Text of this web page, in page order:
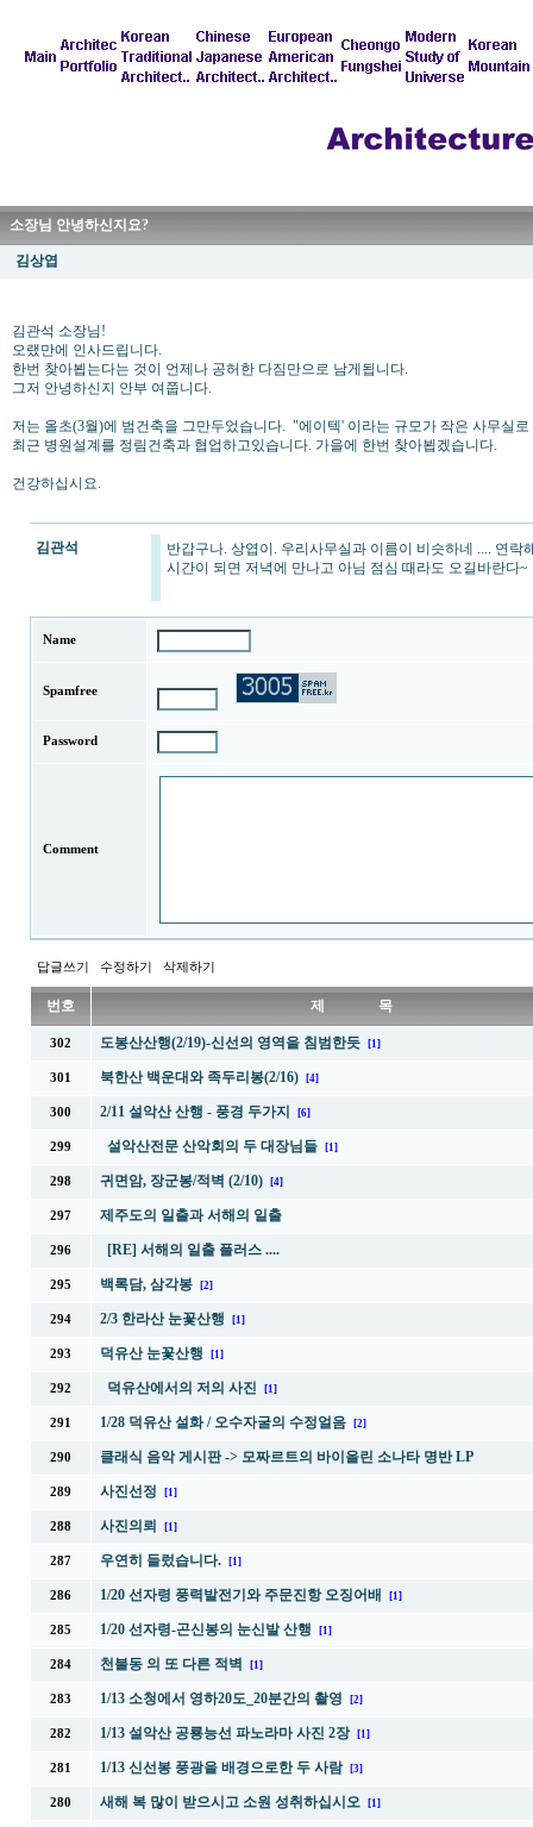
소장님 안녕하신지요?
김상엽
김관석 소장님!
오랬만에 인사드립니다.
한번 찾아뵙는다는 것이 언제나 공허한 다짐만으로 남게됩니다.
그저 안녕하신지 안부 여쭙니다.
저는 올초(3월)에 범건축을 그만두었습니다. "에이텍' 이라는 규모가 작은 사무실
최근 병원설계를 정림건축과 협업하고있습니다. 가을에 한번 찾아뵙겠습니다.
건강하십시요.
김관석
반갑구나. 상엽이. 우리사무실과 이름이 비슷하네 .... 연락
시간이 되면 저녁에 만나고 아님 점심 때라도 오길바란다~
Name
Spamfree
Password
Comment
답글쓰기 수정하기 삭제하기
번호 제 목
302 도봉산산행(2/19)-신선의 영역을 침범한듯 [1]
301 북한산 백운대와 족두리봉(2/16) [4]
300 2/11 설악산 산행 - 풍경 두가지 [6]
299 설악산전문 산악회의 두 대장님들 [1]
298 귀면암, 장군봉/적벽 (2/10) [4]
297 제주도의 일출과 서해의 일출
296 [RE] 서해의 일출 플러스 ....
295 백록담, 삼각봉 [2]
294 2/3 한라산 눈꽃산행 [1]
293 덕유산 눈꽃산행 [1]
292 덕유산에서의 저의 사진 [1]
291 1/28 덕유산 설화 / 오수자굴의 수정얼음 [2]
290 클래식 음악 게시판 -> 모짜르트의 바이올린 소나타 명반 LP
289 사진선정 [1]
288 사진의뢰 [1]
287 우연히 들렀습니다. [1]
286 1/20 선자령 풍력발전기와 주문진항 오징어배 [1]
285 1/20 선자령-곤신봉의 눈신발 산행 [1]
284 천불동 의 또 다른 적벽 [1]
283 1/13 소청에서 영하20도_20분간의 촬영 [2]
282 1/13 설악산 공룡능선 파노라마 사진 2장 [1]
281 1/13 신선봉 풍광을 배경으로한 두 사람 [3]
280 새해 복 많이 받으시고 소원 성취하십시오 [1]